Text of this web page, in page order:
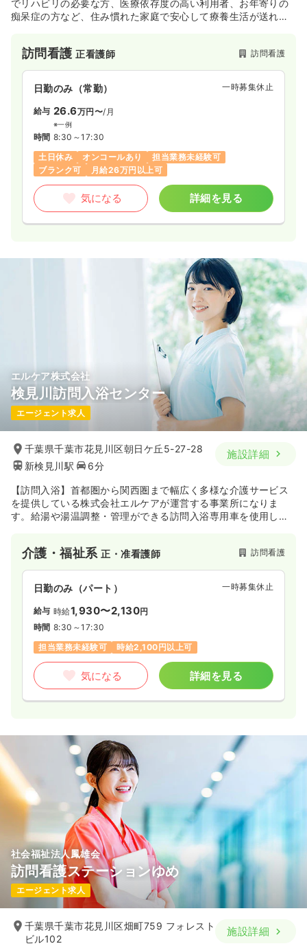
でリハビリの必要な方、医療依存度の高い利用者、お年寄りの
痴呆症の方など、住み慣れた家庭で安心して療養生活が送れる
訪問看護正看護師 訪問看護
日勤のみ（常勤） 一時募集休止
給与 26.6万円〜/月
※一例
時間 8:30～17:30
土日休み
オンコールあり
担当業務未経験可
ブランク可
月給26万円以上可
気になる 詳細を見る
エルケア株式会社
検見川訪問入浴センター
エージェント求人
千葉県千葉市花見川区朝日ケ丘5-27-28
新検見川駅
6分
施設詳細
【訪問入浴】首都圏から関西圏まで幅広く多様な介護サービス
を提供している株式会社エルケアが運営する事業所になりま
す。給湯や湯温調整・管理ができる訪問入浴専用車を使用し、
介護・福祉系正・准看護師 訪問看護
日勤のみ（パート） 一時募集休止
給与 時給1,930〜2,130円
時間 8:30～17:30
担当業務未経験可
時給2,100円以上可
気になる 詳細を見る
社会福祉法人鳳雄会
訪問看護ステーションゆめ
エージェント求人
千葉県千葉市花見川区畑町759 フォレスト
ビル102
施設詳細